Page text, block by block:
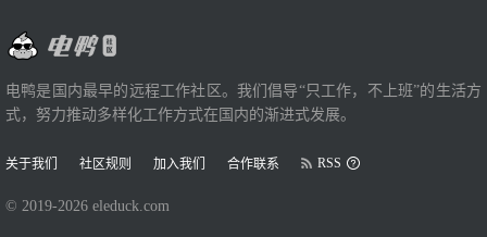
电鸭是国内最早的远程工作社区。我们倡导“只工作，不上班”的生活方
式，努力推动多样化工作方式在国内的渐进式发展。
关于我们 社区规则 加入我们 合作联系 RSS
© 2019-2026 eleduck.com